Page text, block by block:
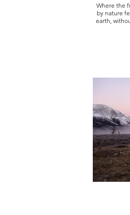
Where the
by nature
earth,
蒙
自從人類來
的果實就供